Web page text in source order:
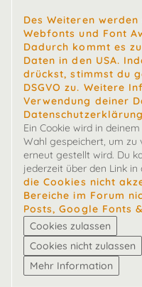
Des Weiteren
Webfonts und Font
Dadurch kommt es
Daten in den USA.
drückst, stimmst du
DSGVO zu. Weitere
Verwendung deiner
Ein Cookie wird in
Wahl gespeichert, um zu
erneut gestellt wird. Du
jederzeit über den Link in
die Cookies nicht
Bereiche im Forum
Posts, Google Fonts